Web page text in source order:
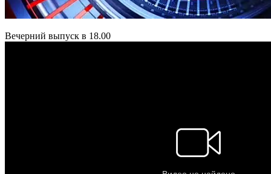
Вечерний выпуск в 18.00